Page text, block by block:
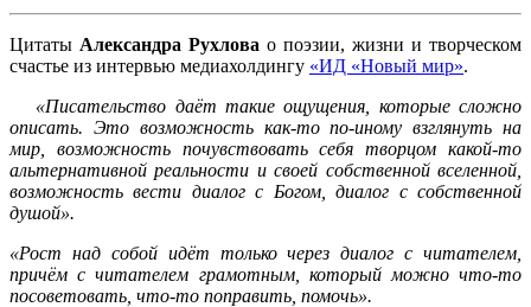
Цитаты Александра Рухлова о поэзии, жизни и творческом
счастье из интервью медиахолдингу «ИД «Новый мир».
«Писательство даёт такие ощущения, которые сложно
описать. Это возможность как-то по-иному взглянуть на
мир, возможность почувствовать себя творцом какой-то
альтернативной реальности и своей собственной вселенной,
возможность вести диалог с Богом, диалог с собственной
душой».
«Рост над собой идёт только через диалог с читателем,
причём с читателем грамотным, который можно что-то
посоветовать, что-то поправить, помочь».